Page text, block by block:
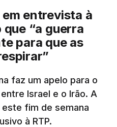
entrevista à
que “a guerra
para que as
faz um apelo para o
Israel e o Irão. A
este fim de semana
à RTP.